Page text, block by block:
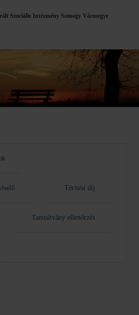
Szociális Intézmény Somogy Vármegye
Térítési díj
Tanusítvány ellenőrzés